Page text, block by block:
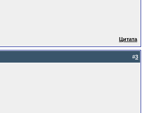
Цитата
#3